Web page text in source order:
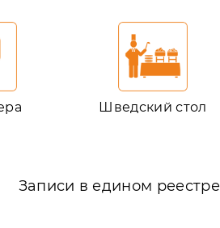
Шведский стол
Записи в едином